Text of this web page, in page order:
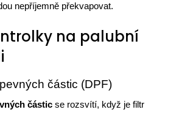
nepříjemně překvapovat.
na palubní
částic (DPF)
částic se rozsvítí, když je filtr